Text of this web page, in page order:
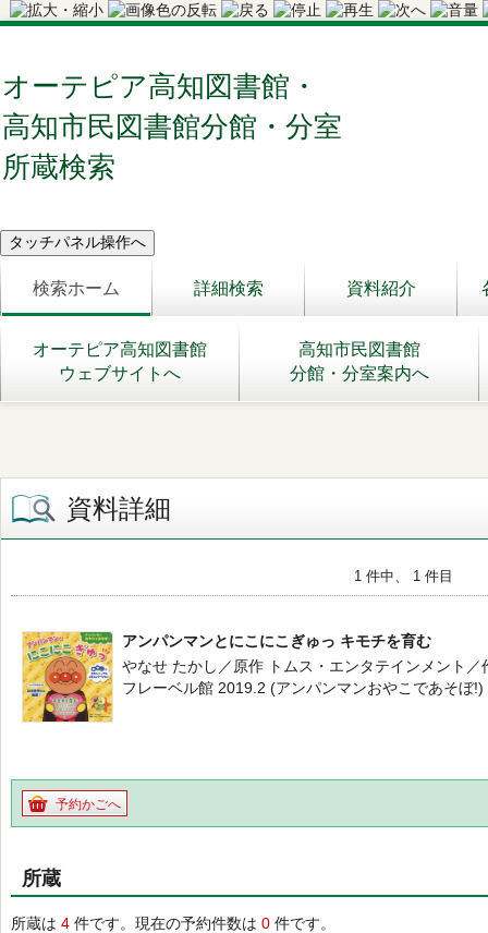
オーテピア高知図書館・
高知市民図書館分館・分室
所蔵検索
検索ホーム 詳細検索 資料紹介
オーテピア高知図書館
ウェブサイトへ
高知市民図書館
分館・分室案内へ
資料詳細
1 件中、 1 件目
アンパンマンとにこにこぎゅっ キモチを育む
やなせ たかし／原作 トムス・エンタテインメント／
フレーベル館 2019.2 (アンパンマンおやこであそぼ!)
予約かごへ
所蔵
所蔵は 4 件です。現在の予約件数は 0 件です。